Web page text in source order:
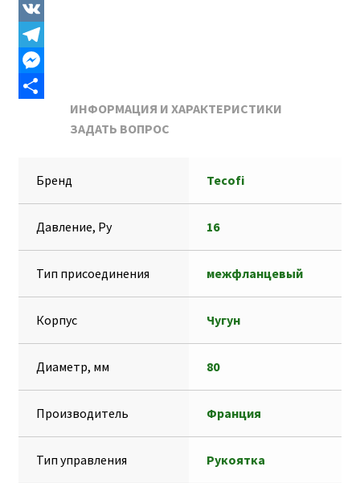
c
e
b
o
m
a
W
h
a
t
V
K
T
eM
ИНФОРМАЦИЯ И ХАРАКТЕРИСТИКИ
ЗАДАТЬ ВОПРОС
Бренд Tecofi
Давление, Ру 16
Тип присоединения межфланцевый
Корпус Чугун
Диаметр, мм 80
Производитель Франция
Тип управления Рукоятка